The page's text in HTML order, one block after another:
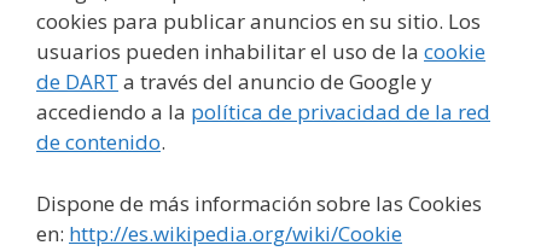
cookies para publicar anuncios en su sitio. Los
usuarios pueden inhabilitar el uso de la cookie
de DART a través del anuncio de Google y
accediendo a la política de privacidad de la red
de contenido.
Dispone de más información sobre las Cookies
en: http://es.wikipedia.org/wiki/Cookie